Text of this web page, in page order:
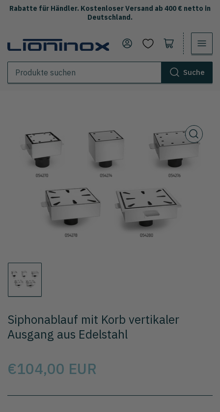
Rabatte für Händler. Kostenloser Versand ab 400 € netto in
Deutschland.
Produkte
Suche
Anmelden Warenkorb öffnen
die
Mediathek
Lade
in
Galerie
Siphonablauf mit Korb vertikaler
Ausgang aus Edelstahl
Preis
€104,00 EUR